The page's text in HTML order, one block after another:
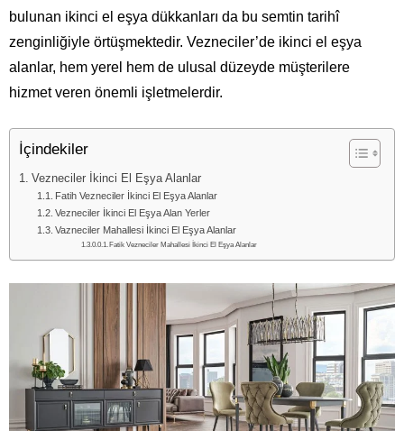
bulunan ikinci el eşya dükkanları da bu semtin tarihî
zenginliğiyle örtüşmektedir. Vezneciler’de ikinci el eşya
alanlar, hem yerel hem de ulusal düzeyde müşterilere
hizmet veren önemli işletmelerdir.
İçindekiler
Vezneciler İkinci El Eşya Alanlar
Fatih Vezneciler İkinci El Eşya Alanlar
Vezneciler İkinci El Eşya Alan Yerler
Vazneciler Mahallesi İkinci El Eşya Alanlar
Fatik Vezneciler Mahallesi İkinci El Eşya Alanlar